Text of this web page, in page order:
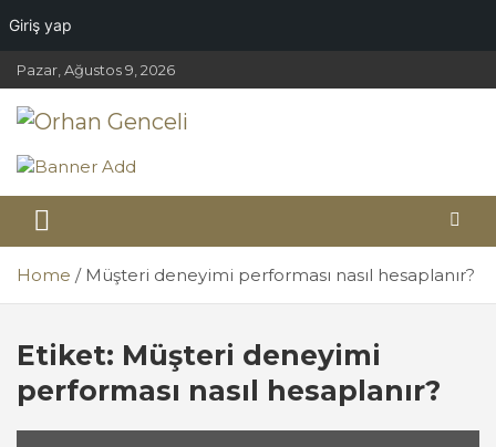
Giriş yap
Skip
to
content
Pazar, Ağustos 9, 2026
Orhan Genceli
Home Müşteri deneyimi performası nasıl hesaplanır?
Etiket: Müşteri deneyimi
performası nasıl hesaplanır?